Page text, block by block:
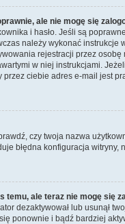
ale nie mogę się
i hasło. Jeśli są
należy wykonać instrukcje
rejestracji przez osobę
w niej instrukcjami.
ciebie adres e-mail jest
czy twoja nazwa
błędna konfiguracja
temu, ale teraz nie mogę się
dezaktywował lub usunął
ponownie i bądź bardziej